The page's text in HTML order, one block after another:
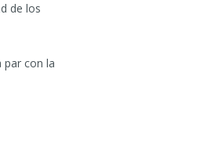
de los
par con la